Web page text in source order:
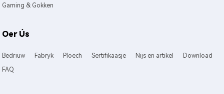
Gaming & Gokken
Oer Ús
Bedriuw Fabryk Ploech Sertifikaasje Nijs en artikel
Download
FAQ